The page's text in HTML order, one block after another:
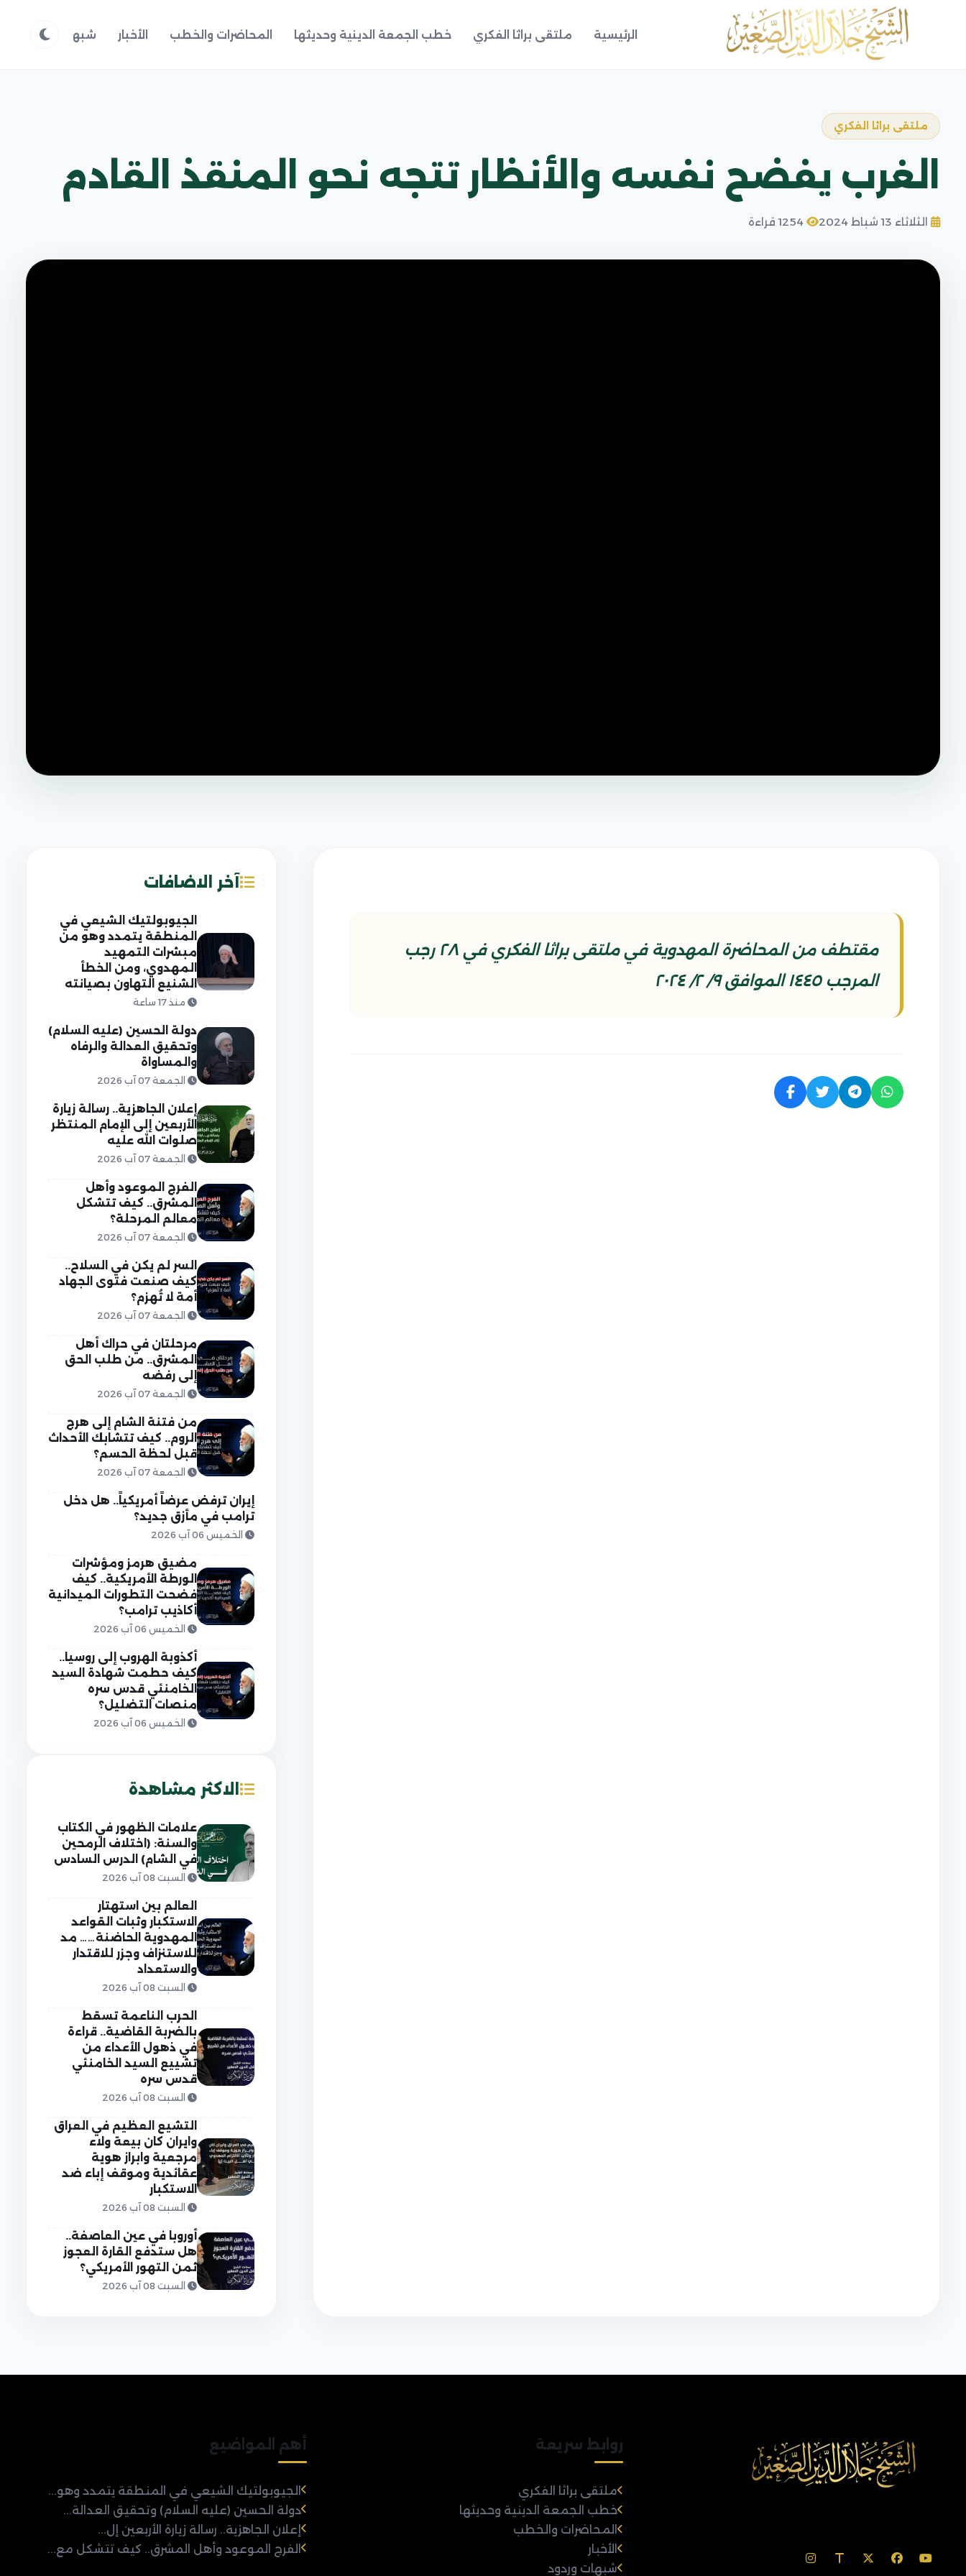
الرئيسية ملتقى براثا الفكري خطب الجمعة الدينية وحديثها المحاضرات والخطب الأخبار شبهات وردود
ملتقى براثا الفكري
الغرب يفضح نفسه والأنظار تتجه نحو المنقذ القادم
الثلاثاء 13 شباط 2024
مقتطف من المحاضرة المهدوية في ملتقى براثا الفكري في ٢٨ رجب
المرجب ١٤٤٥ الموافق ٩/ ٢/ ٢٠٢٤
آخر الاضافات
الجيوبولتيك الشيعي في
المنطقة يتمدد وهو من
مبشرات التمهيد
المهدوي، ومن الخطأ
الشنيع التهاون بصيانته
منذ 17 ساعة
دولة الحسين (عليه السلام)
وتحقيق العدالة والرفاه
والمساواة
الجمعة 07 آب 2026
إعلان الجاهزية.. رسالة زيارة
الأربعين إلى الإمام المنتظر
صلوات الله عليه
الجمعة 07 آب 2026
الفرج الموعود وأهل
المشرق.. كيف تتشكل
معالم المرحلة؟
الجمعة 07 آب 2026
السر لم يكن في السلاح..
كيف صنعت فتوى الجهاد
أمة لا تُهزم؟
الجمعة 07 آب 2026
مرحلتان في حراك أهل
المشرق.. من طلب الحق
إلى رفضه
الجمعة 07 آب 2026
من فتنة الشام إلى هرج
الروم.. كيف تتشابك الأحداث
قبل لحظة الحسم؟
الجمعة 07 آب 2026
إيران ترفض عرضاً أمريكياً.. هل دخل
ترامب في مأزق جديد؟
الخميس 06 آب 2026
مضيق هرمز ومؤشرات
الورطة الأمريكية.. كيف
فضحت التطورات الميدانية
أكاذيب ترامب؟
الخميس 06 آب 2026
أكذوبة الهروب إلى روسيا..
كيف حطمت شهادة السيد
الخامنئي قدس سره
منصات التضليل؟
الخميس 06 آب 2026
الاكثر مشاهدة
علامات الظهور في الكتاب
والسنة: (اختلاف الرمحين
في الشام) الدرس السادس
السبت 08 آب 2026
العالم بين استهتار
الاستكبار وثبات القواعد
المهدوية الحاضنة…… مد
للاستنزاف وجزر للاقتدار
والاستعداد
السبت 08 آب 2026
الحرب الناعمة تسقط
بالضربة القاضية.. قراءة
في ذهول الأعداء من
تشييع السيد الخامنئي
قدس سره
السبت 08 آب 2026
التشيع العظيم في العراق
وايران كان بيعة ولاء
مرجعية وابراز هوية
عقائدية وموقف إباء ضد
الاستكبار
السبت 08 آب 2026
أوروبا في عين العاصفة..
هل ستدفع القارة العجوز
ثمن التهور الأمريكي؟
السبت 08 آب 2026
روابط سريعة
ملتقى براثا الفكري
خطب الجمعة الدينية وحديثها
المحاضرات والخطب
الأخبار
شبهات وردود
أهم المواضيع
الجيوبولتيك الشيعي في المنطقة يتمدد وهو...
دولة الحسين (عليه السلام) وتحقيق العدالة...
إعلان الجاهزية.. رسالة زيارة الأربعين إل...
الفرج الموعود وأهل المشرق.. كيف تتشكل مع...